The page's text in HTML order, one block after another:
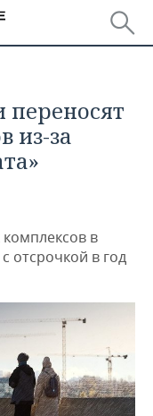
из-за
в
отсрочкой в год